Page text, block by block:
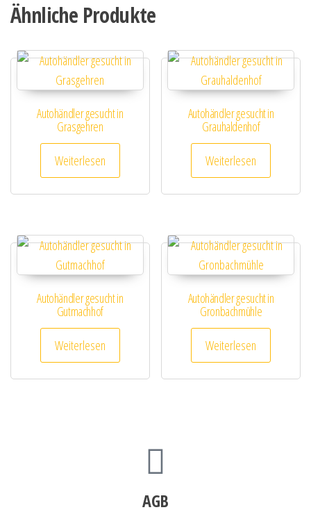
Ähnliche Produkte
Autohändler gesucht in
Grasgehren
Weiterlesen
Autohändler gesucht in
Grauhaldenhof
Weiterlesen
Autohändler gesucht in
Gutmachhof
Weiterlesen
Autohändler gesucht in
Gronbachmühle
Weiterlesen
AGB